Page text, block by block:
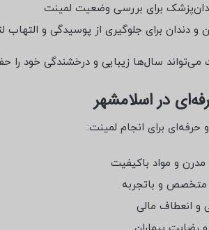
برای بررسی وضعیت لمینت
دندان برای جلوگیری از پوسیدگی و التهاب
می‌تواند سال‌ها زیبایی و درخشندگی خود را
در اسلامشهر
حرفه‌ای برای انجام لمینت:
مدرن و مواد باکیفیت
متخصص و باتجربه
و انعطاف مالی